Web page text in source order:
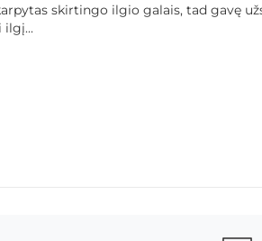
skirtingo ilgio galais, tad gavę